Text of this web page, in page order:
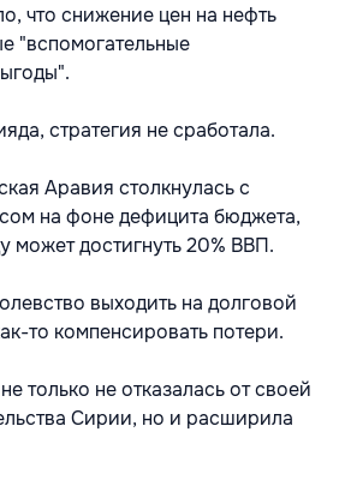
что снижение цен на нефть
"вспомогательные
стратегия не сработала.
Аравия столкнулась с
на фоне дефицита бюджета,
может достигнуть 20% ВВП.
выходить на долговой
то компенсировать потери.
только не отказалась от своей
Сирии, но и расширила